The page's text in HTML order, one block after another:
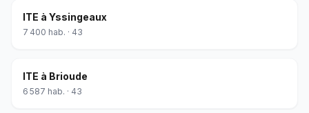
ITE à Yssingeaux
7 400 hab. · 43
ITE à Brioude
6 587 hab. · 43